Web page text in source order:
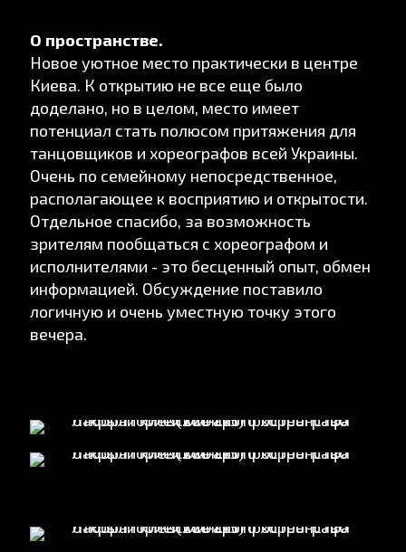
О пространстве.
Новое уютное место практически в центре
Киева. К открытию не все еще было
доделано, но в целом, место имеет
потенциал стать полюсом притяжения для
танцовщиков и хореографов всей Украины.
Очень по семейному непосредственное,
располагающее к восприятию и открытости.
Отдельное спасибо, за возможность
зрителям пообщаться с хореографом и
исполнителями - это бесценный опыт, обмен
информацией. Обсуждение поставило
логичную и очень уместную точку этого
вечера.